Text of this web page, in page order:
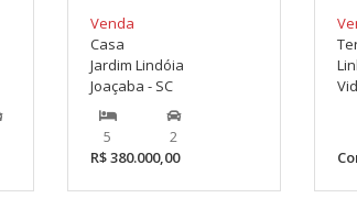
Venda
Casa
Jardim Lindóia
Joaçaba - SC
5
2
R$ 380.000,00